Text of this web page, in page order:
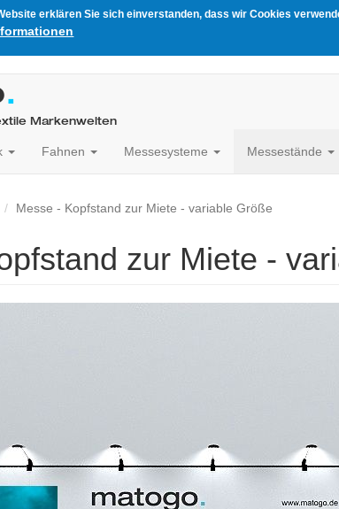
erklären Sie sich einverstanden, dass wir Cookies
.
Markenwelten
Fahnen Messesysteme Messestände
Messe - Kopfstand zur Miete - variable Größe
zur Miete -